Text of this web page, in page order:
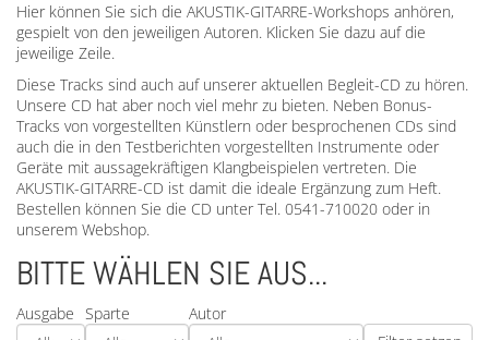
Hier können Sie sich die AKUSTIK-GITARRE-Workshops anhören,
gespielt von den jeweiligen Autoren. Klicken Sie dazu auf die
jeweilige Zeile.
Diese Tracks sind auch auf unserer aktuellen Begleit-CD zu hören.
Unsere CD hat aber noch viel mehr zu bieten. Neben Bonus-
Tracks von vorgestellten Künstlern oder besprochenen CDs sind
auch die in den Testberichten vorgestellten Instrumente oder
Geräte mit aussagekräftigen Klangbeispielen vertreten. Die
AKUSTIK-GITARRE-CD ist damit die ideale Ergänzung zum Heft.
Bestellen können Sie die CD unter Tel. 0541-710020 oder in
unserem Webshop.
BITTE WÄHLEN SIE AUS...
Ausgabe Sparte Autor